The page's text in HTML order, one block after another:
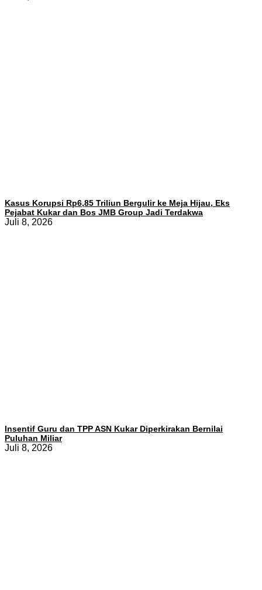
Kasus Korupsi Rp6,85 Triliun Bergulir ke Meja Hijau, Eks
Pejabat Kukar dan Bos JMB Group Jadi Terdakwa
Juli 8, 2026
Insentif Guru dan TPP ASN Kukar Diperkirakan Bernilai
Puluhan Miliar
Juli 8, 2026